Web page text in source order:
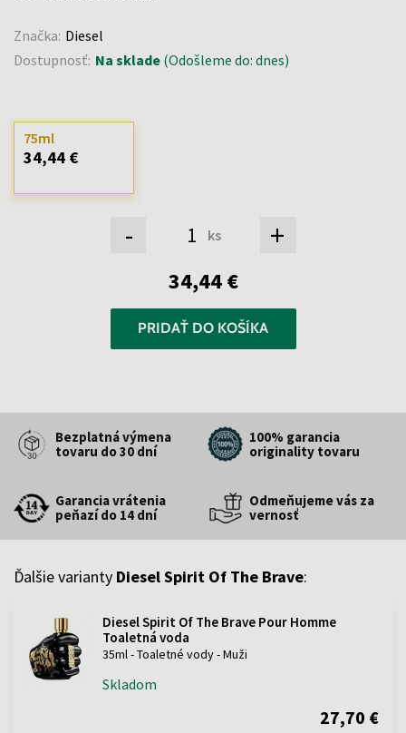
Značka: Diesel
Dostupnosť: Na sklade (Odošleme do: dnes)
- ks +
75ml
34,44 €
34,44 €
PRIDAŤ DO KOŠÍKA
Bezplatná výmena
tovaru do 30 dní
100% garancia
originality tovaru
Garancia vrátenia
peňazí do 14 dní
Odmeňujeme vás za
vernosť
Ďalšie varianty Diesel Spirit Of The Brave:
Diesel Spirit Of The Brave Pour Homme
Toaletná voda
35ml - Toaletné vody - Muži
Skladom
27,70 €